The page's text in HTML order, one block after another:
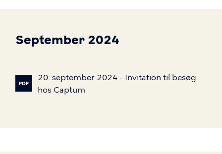
September 2024
20. september 2024 - Invitation til besøg
hos Captum